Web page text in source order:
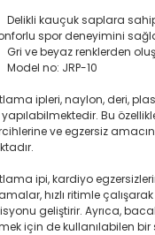
Delikli kauçuk saplara
spor deneyimini
Gri ve beyaz renklerden
Model no: JRP-10
ipleri, naylon, deri,
Bu
ve egzersiz
ipi, kardiyo
hızlı ritimle çalışarak
geliştirir. Ayrıca,
için de kullanılabilen bir